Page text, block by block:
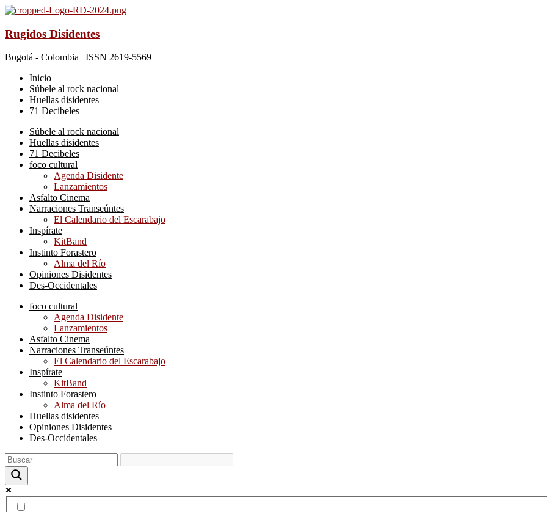
Rugidos Disidentes
Bogotá - Colombia | ISSN 2619-5569
Inicio
Súbele al rock nacional
Huellas disidentes
71 Decibeles
Súbele al rock nacional
Huellas disidentes
71 Decibeles
foco cultural
Agenda Disidente
Lanzamientos
Asfalto Cinema
Narraciones Transeúntes
El Calendario del Escarabajo
Inspírate
KitBand
Instinto Forastero
Alma del Río
Opiniones Disidentes
Des-Occidentales
foco cultural
Agenda Disidente
Lanzamientos
Asfalto Cinema
Narraciones Transeúntes
El Calendario del Escarabajo
Inspírate
KitBand
Instinto Forastero
Alma del Río
Huellas disidentes
Opiniones Disidentes
Des-Occidentales